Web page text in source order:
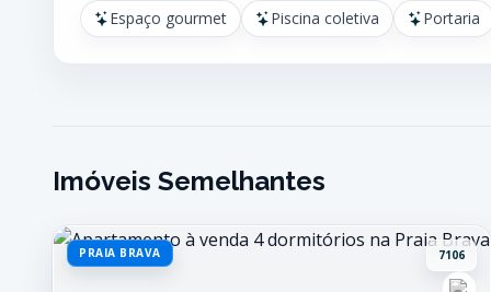
Espaço gourmet Piscina coletiva Portaria
Imóveis Semelhantes
PRAIA BRAVA 7106